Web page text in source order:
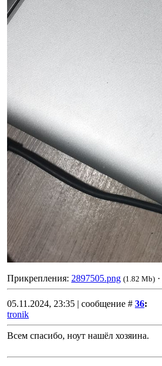
Прикрепления: 2897505.png (1.82 Mb) ·
05.11.2024, 23:35 | сообщение # 36:
tronik
Всем спасибо, ноут нашёл хозяина.